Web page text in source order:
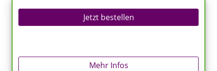
Jetzt bestellen
Mehr Infos